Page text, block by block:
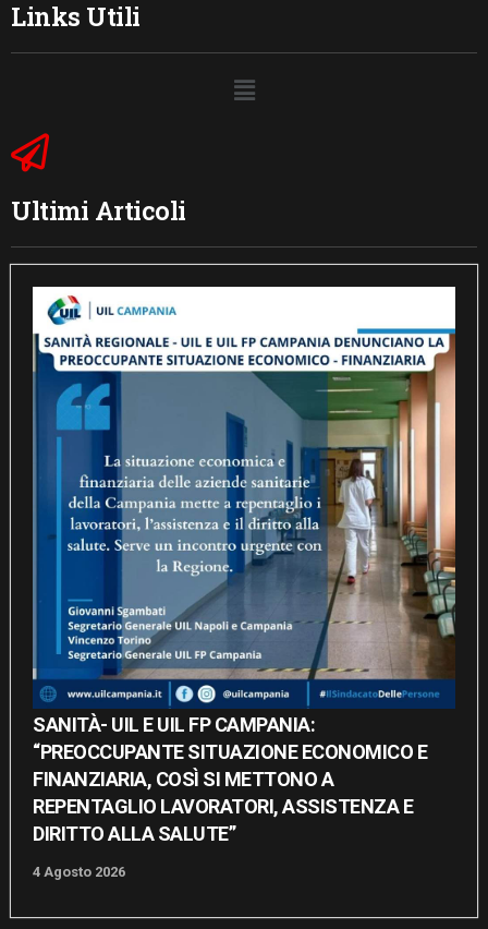
Links Utili
Ultimi Articoli
SANITÀ- UIL E UIL FP CAMPANIA:
“PREOCCUPANTE SITUAZIONE ECONOMICO E
FINANZIARIA, COSÌ SI METTONO A
REPENTAGLIO LAVORATORI, ASSISTENZA E
DIRITTO ALLA SALUTE”
4 Agosto 2026